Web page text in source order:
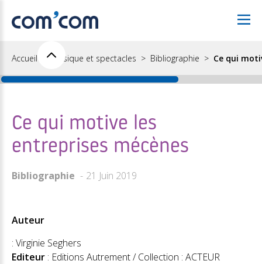
Accueil Musique et spectacles Bibliographie Ce qui
Ce qui motive les
entreprises mécènes
Bibliographie 21 Juin 2019
Auteur
: Virginie Seghers
Editeur : Editions Autrement / Collection : ACTEUR